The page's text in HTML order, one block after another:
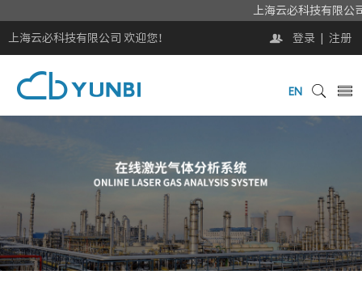
上海云必科技
上海云必科技有限公司 欢迎您！ 登录 注册
EN